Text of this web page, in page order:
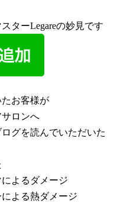
ターLegareの妙見です
お客様が
ロンへ
グを読んでいただいた
よるダメージ
よる熱ダメージ